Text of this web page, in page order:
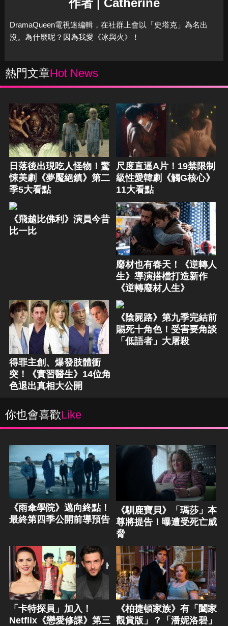
DramaQueen電視迷編輯，在社群上會以「史塔克」為名出
沒。為什麼呢？因為我愛《冰與火》！
熱門文章Hot News
日落後出現吃人怪物！驚
悚美劇《夢魘絕鎮》第二
季5大看點
尺度直逼A片！19禁限制
級性愛韓劇《觸G核心》
11大看點
《飛越比佛利》演員今昔
比一比
廢材也有春天！《逆轉人
生》導演搭檔打造新作
《逆轉廢材人生》
得罪主創、爆發肢體衝
突！《實習醫生》14位角
色退出真相大公開
《陰屍路》第九季完結前
賜死十角色！受害要角談
「低語者」大屠殺
你也會喜歡Like
《雨傘學院》邁向終點！
最終第四季公開前導預告
《馴鹿寶貝》「瑪莎」本
尊將提告！曝遭受死亡威
脅
「卡特探員」加入！
Netflix《戀愛修課》第三
《柏捷頓家族》有「闔家
觀賞版」？「潘妮洛碧」